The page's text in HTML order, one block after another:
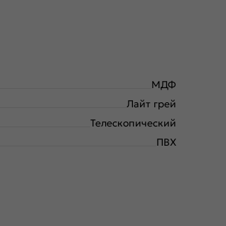
МДФ
Лайт грей
Телескопический
ПВХ